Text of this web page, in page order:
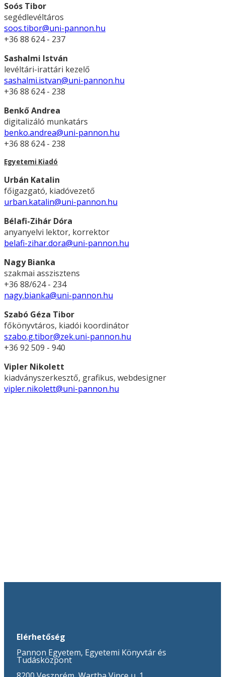
Soós Tibor
segédlevéltáros
soos.tibor@uni-pannon.hu
+36 88 624 - 237
Sashalmi István
levéltári-irattári kezelő
sashalmi.istvan@uni-pannon.hu
+36 88 624 - 238
Benkő Andrea
digitalizáló munkatárs
benko.andrea@uni-pannon.hu
+36 88 624 - 238
Egyetemi Kiadó
Urbán Katalin
főigazgató, kiadóvezető
urban.katalin@uni-pannon.hu
Bélafi-Zihár Dóra
anyanyelvi lektor, korrektor
belafi-zihar.dora@uni-pannon.hu
Nagy Bianka
szakmai asszisztens
+36 88/624 - 234
nagy.bianka@uni-pannon.hu
Szabó Géza Tibor
főkönyvtáros, kiadói koordinátor
szabo.g.tibor@zek.uni-pannon.hu
+36 92 509 - 940
Vipler Nikolett
kiadványszerkesztő, grafikus, webdesigner
vipler.nikolett@uni-pannon.hu
Elérhetőség
Pannon Egyetem, Egyetemi Könyvtár és
Tudásközpont